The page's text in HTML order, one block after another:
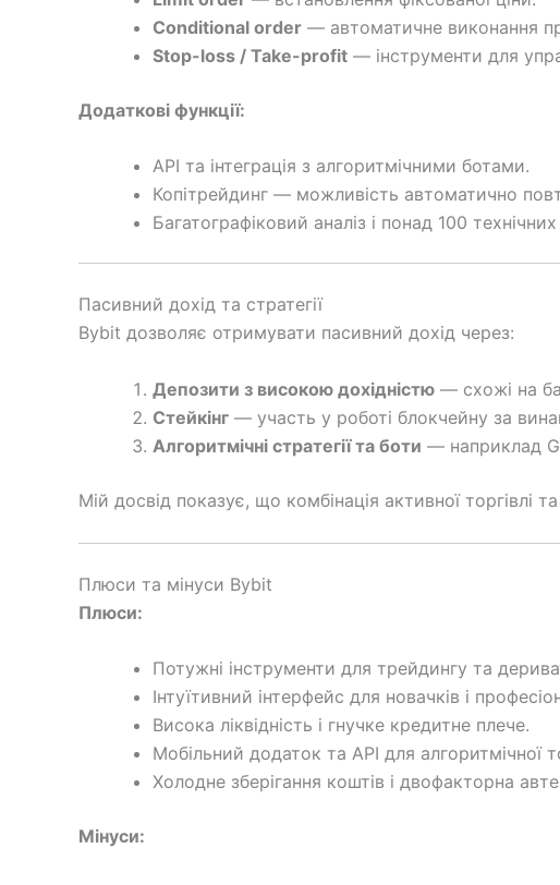
Conditional order — автоматичне виконання
Stop-loss / Take-profit — інструменти для
Додаткові функції:
API та інтеграція з алгоритмічними ботами.
Копітрейдинг — можливість автоматично
Багатографіковий аналіз і понад 100
Пасивний дохід та стратегії
Bybit дозволяє отримувати пасивний дохід через:
Депозити з високою дохідністю — схожі на
Стейкінг — участь у роботі блокчейну за
Алгоритмічні стратегії та боти — наприклад
Мій досвід показує, що комбінація активної торгівлі
Плюси та мінуси Bybit
Плюси:
Потужні інструменти для трейдингу та
Інтуїтивний інтерфейс для новачків і
Висока ліквідність і гнучке кредитне плече.
Мобільний додаток та API для алгоритмічної
Холодне зберігання коштів і двофакторна
Мінуси: